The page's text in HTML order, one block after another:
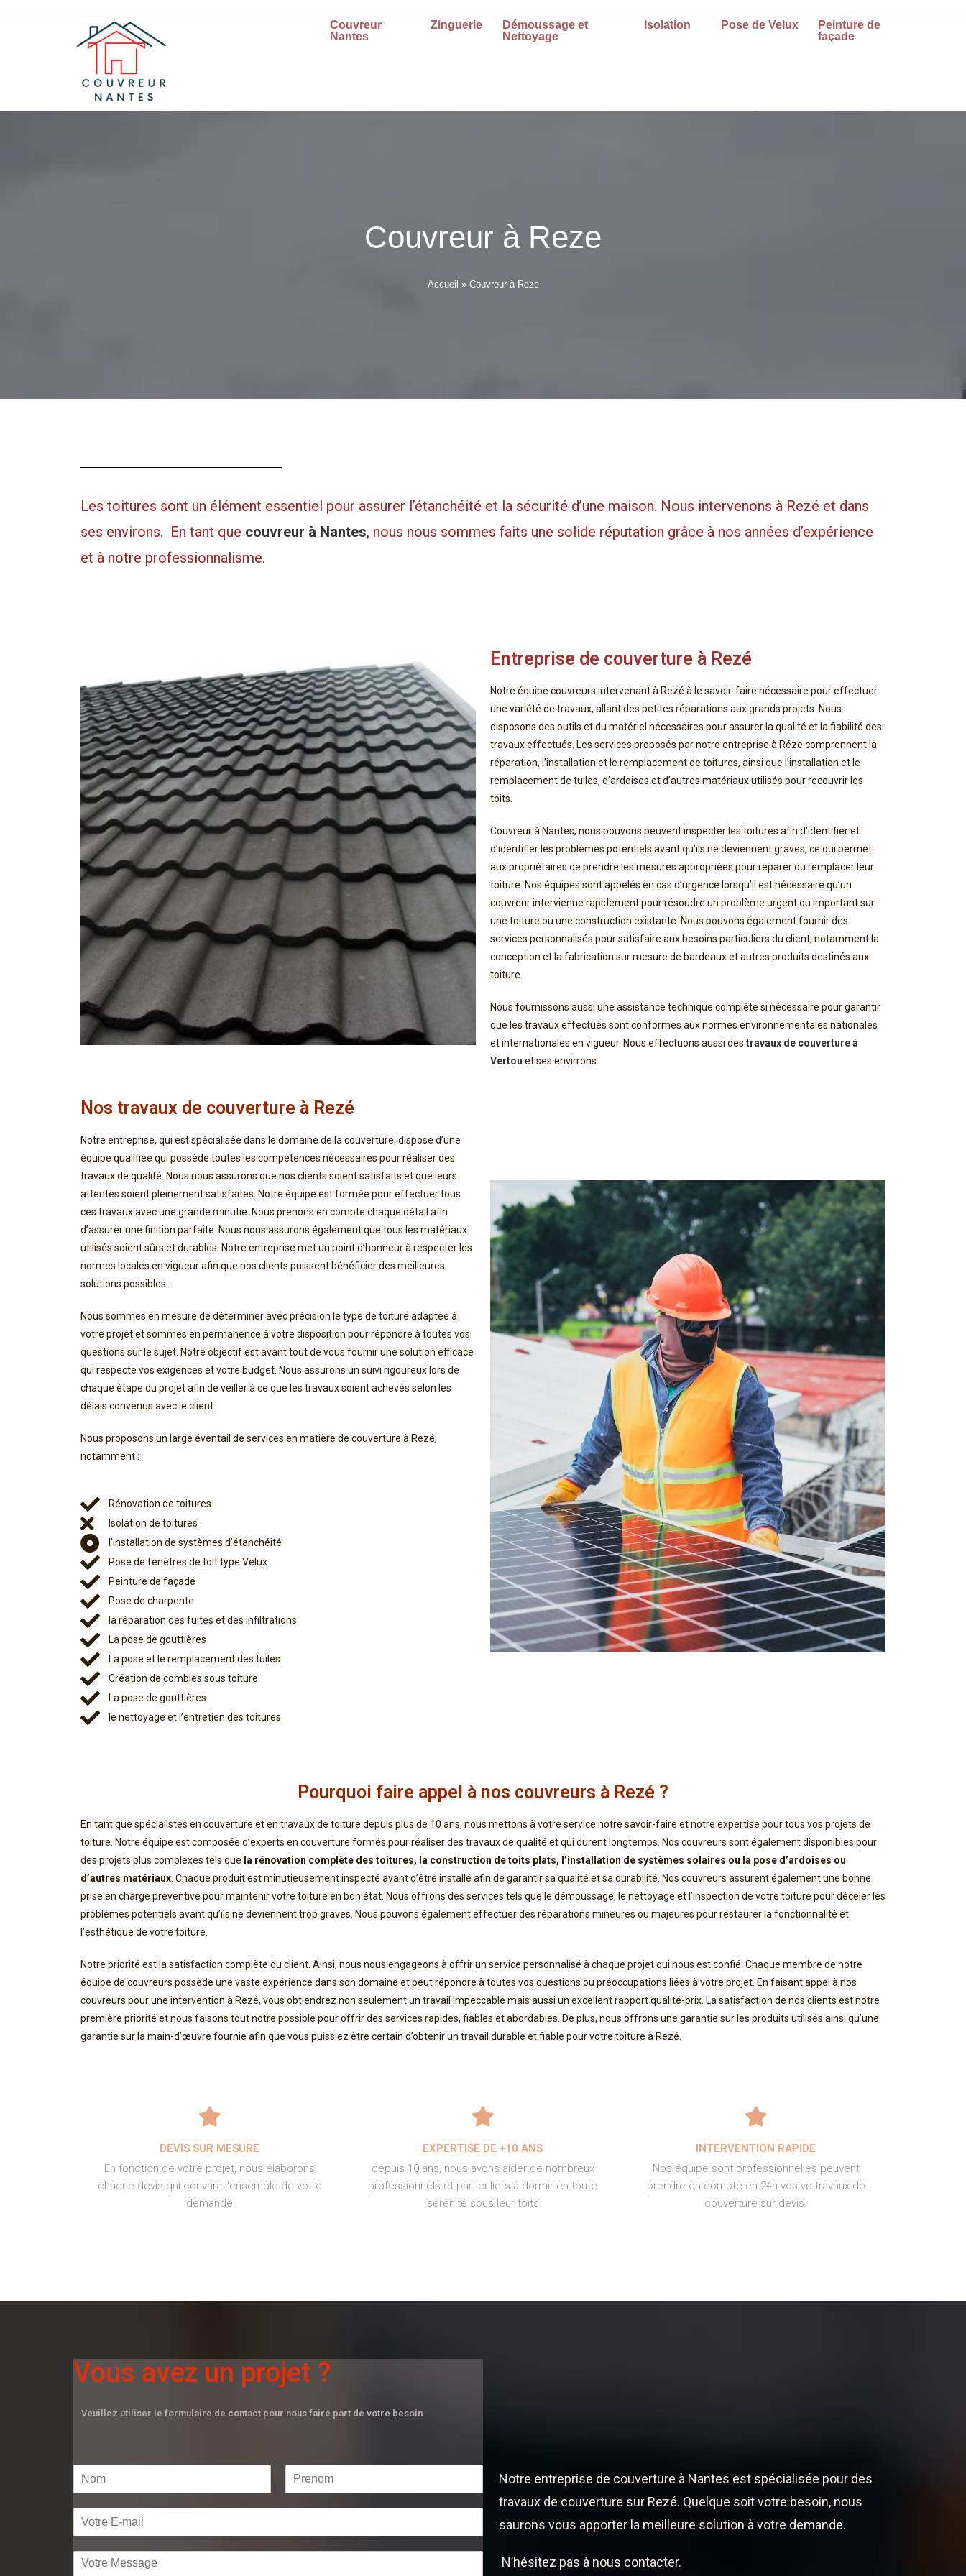
Couvreur
Nantes
Zinguerie
Démoussage et
Nettoyage
Isolation Pose de Velux
Peinture de
façade
Couvreur à Reze
Accueil » Couvreur à Reze
Les toitures sont un élément essentiel pour assurer l’étanchéité et la sécurité d’une maison. Nous intervenons à Rezé et dans
ses environs. En tant que couvreur à Nantes, nous nous sommes faits une solide réputation grâce à nos années d’expérience
et à notre professionnalisme.
Entreprise de couverture à Rezé
Notre équipe couvreurs intervenant à Rezé à le savoir-faire nécessaire pour effectuer
une variété de travaux, allant des petites réparations aux grands projets. Nous
disposons des outils et du matériel nécessaires pour assurer la qualité et la fiabilité des
travaux effectués. Les services proposés par notre entreprise à Réze comprennent la
réparation, l’installation et le remplacement de toitures, ainsi que l’installation et le
remplacement de tuiles, d’ardoises et d’autres matériaux utilisés pour recouvrir les
toits.
Couvreur à Nantes, nous pouvons peuvent inspecter les toitures afin d’identifier et
d’identifier les problèmes potentiels avant qu’ils ne deviennent graves, ce qui permet
aux propriétaires de prendre les mesures appropriées pour réparer ou remplacer leur
toiture. Nos équipes sont appelés en cas d’urgence lorsqu’il est nécessaire qu’un
couvreur intervienne rapidement pour résoudre un problème urgent ou important sur
une toiture ou une construction existante. Nous pouvons également fournir des
services personnalisés pour satisfaire aux besoins particuliers du client, notamment la
conception et la fabrication sur mesure de bardeaux et autres produits destinés aux
toiture.
Nous fournissons aussi une assistance technique complète si nécessaire pour garantir
que les travaux effectués sont conformes aux normes environnementales nationales
et internationales en vigueur. Nous effectuons aussi des travaux de couverture à
Vertou et ses envirrons
Nos travaux de couverture à Rezé
Notre entreprise, qui est spécialisée dans le domaine de la couverture, dispose d’une
équipe qualifiée qui possède toutes les compétences nécessaires pour réaliser des
travaux de qualité. Nous nous assurons que nos clients soient satisfaits et que leurs
attentes soient pleinement satisfaites. Notre équipe est formée pour effectuer tous
ces travaux avec une grande minutie. Nous prenons en compte chaque détail afin
d’assurer une finition parfaite. Nous nous assurons également que tous les matériaux
utilisés soient sûrs et durables. Notre entreprise met un point d’honneur à respecter les
normes locales en vigueur afin que nos clients puissent bénéficier des meilleures
solutions possibles.
Nous sommes en mesure de déterminer avec précision le type de toiture adaptée à
votre projet et sommes en permanence à votre disposition pour répondre à toutes vos
questions sur le sujet. Notre objectif est avant tout de vous fournir une solution efficace
qui respecte vos exigences et votre budget. Nous assurons un suivi rigoureux lors de
chaque étape du projet afin de veiller à ce que les travaux soient achevés selon les
délais convenus avec le client
Nous proposons un large éventail de services en matière de couverture à Rezé,
notamment :
Rénovation de toitures
Isolation de toitures
l’installation de systèmes d’étanchéité
Pose de fenêtres de toit type Velux
Peinture de façade
Pose de charpente
la réparation des fuites et des infiltrations
La pose de gouttières
La pose et le remplacement des tuiles
Création de combles sous toiture
La pose de gouttières
le nettoyage et l’entretien des toitures​
Pourquoi faire appel à nos couvreurs à Rezé ?
En tant que spécialistes en couverture et en travaux de toiture depuis plus de 10 ans, nous mettons à votre service notre savoir-faire et notre expertise pour tous vos projets de
toiture. Notre équipe est composée d’experts en couverture formés pour réaliser des travaux de qualité et qui durent longtemps. Nos couvreurs sont également disponibles pour
des projets plus complexes tels que la rénovation complète des toitures, la construction de toits plats, l’installation de systèmes solaires ou la pose d’ardoises ou
d’autres matériaux . Chaque produit est minutieusement inspecté avant d’être installé afin de garantir sa qualité et sa durabilité. Nos couvreurs assurent également une bonne
prise en charge préventive pour maintenir votre toiture en bon état. Nous offrons des services tels que le démoussage, le nettoyage et l’inspection de votre toiture pour déceler les
problèmes potentiels avant qu’ils ne deviennent trop graves. Nous pouvons également effectuer des réparations mineures ou majeures pour restaurer la fonctionnalité et
l’esthétique de votre toiture.
Notre priorité est la satisfaction complète du client. Ainsi, nous nous engageons à offrir un service personnalisé à chaque projet qui nous est confié. Chaque membre de notre
équipe de couvreurs possède une vaste expérience dans son domaine et peut répondre à toutes vos questions ou préoccupations liées à votre projet. En faisant appel à nos
couvreurs pour une intervention à Rezé, vous obtiendrez non seulement un travail impeccable mais aussi un excellent rapport qualité-prix. La satisfaction de nos clients est notre
première priorité et nous faisons tout notre possible pour offrir des services rapides, fiables et abordables. De plus, nous offrons une garantie sur les produits utilisés ainsi qu’une
garantie sur la main-d’œuvre fournie afin que vous puissiez être certain d’obtenir un travail durable et fiable pour votre toiture à Rezé.
DEVIS SUR MESURE
En fonction de votre projet, nous élaborons
chaque devis qui couvrira l'ensemble de votre
demande
EXPERTISE DE +10 ANS
depuis 10 ans, nous avons aider de nombreux
professionnels et particuliers à dormir en toute
sérénité sous leur toits
INTERVENTION RAPIDE
Nos équipe sont professionnelles peuvent
prendre en compte en 24h vos vo travaux de
couverture sur devis.
Vous avez un projet ?
Veuillez utiliser le formulaire de contact pour nous faire part de votre besoin
Notre entreprise de couverture à Nantes est spécialisée pour des
travaux de couverture sur Rezé. Quelque soit votre besoin, nous
saurons vous apporter la meilleure solution à votre demande.
N’hésitez pas à nous contacter.